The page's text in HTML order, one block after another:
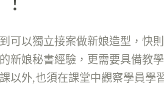
可以獨立接案做新娘造型，快
新娘秘書經驗，更需要具備教
以外,也須在課堂中觀察學員學